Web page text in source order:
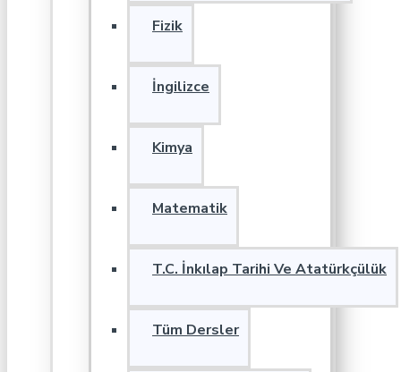
Fizik
İngilizce
Kimya
Matematik
T.C. İnkılap Tarihi Ve Atatürkçülük
Tüm Dersler